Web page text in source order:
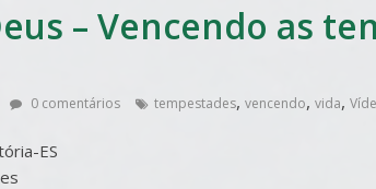
– Vencendo as
0 comentários tempestades, vencendo, vida,
ES